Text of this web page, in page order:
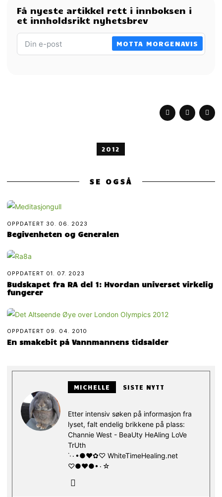
Få nyeste artikkel rett i innboksen i
et innholdsrikt nyhetsbrev
MOTTA MORGENAVIS
2012
SE OGSÅ
OPPDATERT 30. 06. 2023
Begivenheten og Generalen
OPPDATERT 01. 07. 2023
Budskapet fra RA del 1: Hvordan universet virkelig
fungerer
OPPDATERT 09. 04. 2010
En smakebit på Vannmannens tidsalder
MICHELLE SISTE NYTT
Etter intensiv søken på informasjon fra
lyset, falt endelig brikkene på plass:
Channie West - BeaUty HeAling LoVe
TrUth
˙·۰•●♥✿♡ WhiteTimeHealing.net
♡●♥●•۰☆